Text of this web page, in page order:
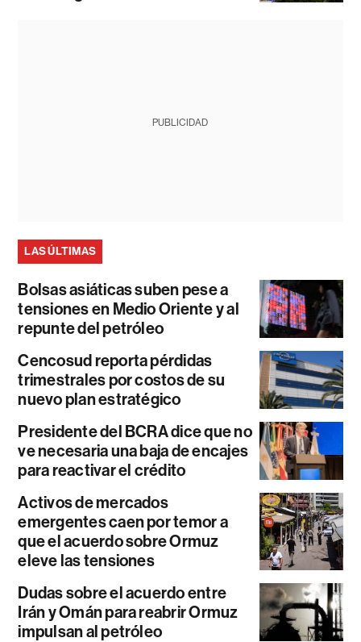
PUBLICIDAD
LAS ÚLTIMAS
Bolsas asiáticas suben pese a
tensiones en Medio Oriente y al
repunte del petróleo
Cencosud reporta pérdidas
trimestrales por costos de su
nuevo plan estratégico
Presidente del BCRA dice que no
ve necesaria una baja de encajes
para reactivar el crédito
Activos de mercados
emergentes caen por temor a
que el acuerdo sobre Ormuz
eleve las tensiones
Dudas sobre el acuerdo entre
Irán y Omán para reabrir Ormuz
impulsan al petróleo